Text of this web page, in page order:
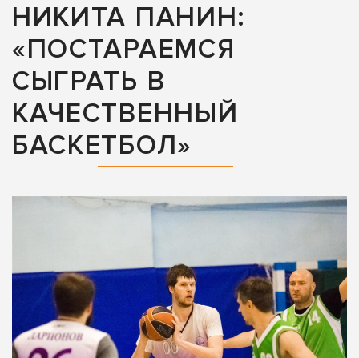
НИКИТА ПАНИН:
«ПОСТАРАЕМСЯ
СЫГРАТЬ В
КАЧЕСТВЕННЫЙ
БАСКЕТБОЛ»